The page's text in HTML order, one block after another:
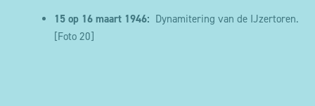
15 op 16 maart 1946: Dynamitering van de IJzertoren.
[Foto 20]